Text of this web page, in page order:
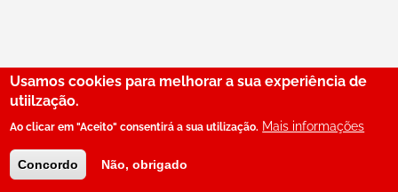
Usamos cookies para melhorar a sua experiência de
utiilzação.
Ao clicar em "Aceito" consentirá a sua utilização. Mais informações
Concordo Não, obrigado